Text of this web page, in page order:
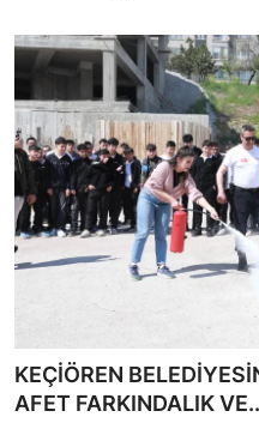
KEÇİÖREN
AFET FARKINDALIK